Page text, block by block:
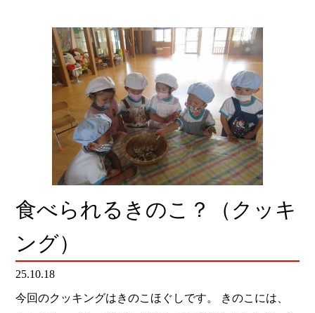
食べられるきのこ？（クッキ
ング）
25.10.18
今回のクッキングはきのこほぐしです。 きのこには、